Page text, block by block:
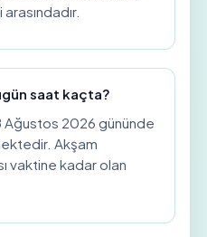
saat kaçta?
8 Ağustos 2026 gününde
Akşam
vaktine kadar olan